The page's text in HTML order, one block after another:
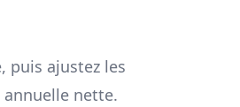
puis ajustez les
nette.